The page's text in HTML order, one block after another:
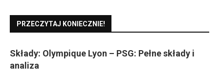
PRZECZYTAJ KONIECZNIE!
Składy: Olympique Lyon – PSG: Pełne składy i
analiza